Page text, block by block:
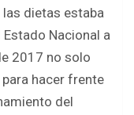
las dietas estaba
Nacional a
2017 no solo
hacer frente
del